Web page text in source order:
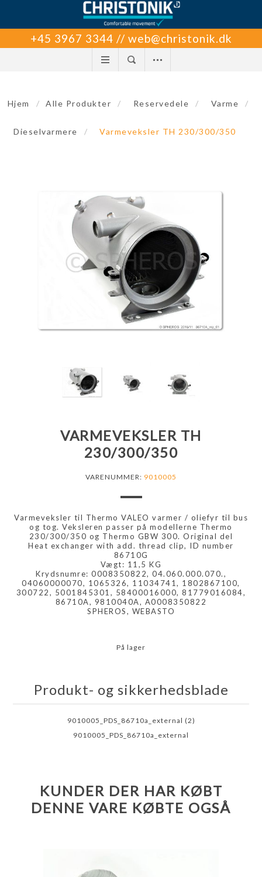
+45 3967 3344 // web@christonik.dk
Hjem / Alle Produkter / Reservedele / Varme /
Dieselvarmere / Varmeveksler TH 230/300/350
VARMEVEKSLER TH
230/300/350
VARENUMMER: 9010005
Varmeveksler til Thermo VALEO varmer / oliefyr til bus
og tog. Veksleren passer på modellerne Thermo
230/300/350 og Thermo GBW 300. Original del
Heat exchanger with add. thread clip, ID number
86710G
Vægt: 11,5 KG
Krydsnumre: 0008350822, 04.060.000.070.,
04060000070, 1065326, 11034741, 1802867100,
300722, 5001845301, 58400016000, 81779016084,
86710A, 9810040A, A0008350822
SPHEROS, WEBASTO
På lager
Produkt- og sikkerhedsblade
9010005_PDS_86710a_external (2)
9010005_PDS_86710a_external
KUNDER DER HAR KØBT
DENNE VARE KØBTE OGSÅ